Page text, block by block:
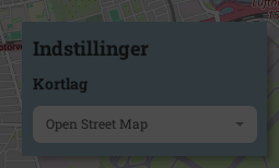
Indstillinger
Kortlag
Open Street Map